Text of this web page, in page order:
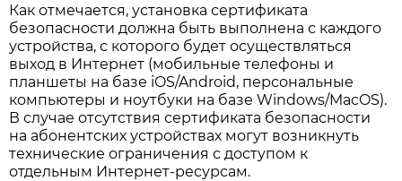
Как отмечается, установка сертификата
безопасности должна быть выполнена с каждого
устройства, с которого будет осуществляться
выход в Интернет (мобильные телефоны и
планшеты на базе iOS/Android, персональные
компьютеры и ноутбуки на базе Windows/MacOS).
В случае отсутствия сертификата безопасности
на абонентских устройствах могут возникнуть
технические ограничения с доступом к
отдельным Интернет-ресурсам.